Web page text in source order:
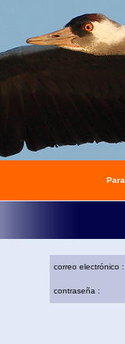
correo electrónico :
contraseña :